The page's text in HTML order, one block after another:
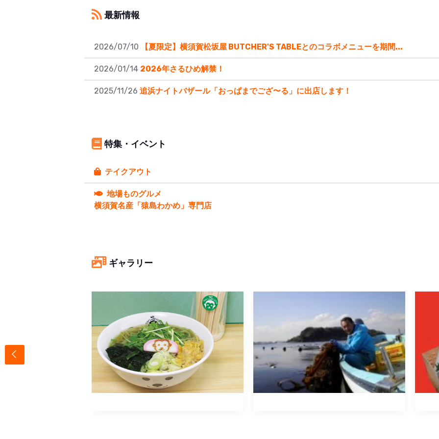
最新情報
2026/07/10 【夏限定】横須賀松坂屋 BUTCHER'S TABLEとのコラボメニューを期間...
2026/01/14 2026年さるひめ解禁！
2025/11/26 追浜ナイトバザール「おっぱまでござ〜る」に出店します！
特集・イベント
テイクアウト
地場ものグルメ
横須賀名産「猿島わかめ」専門店
ギャラリー